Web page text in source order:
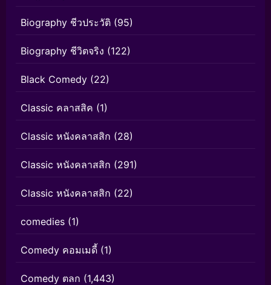
Biography ชีวประวัติ (95)
Biography ชีวิตจริง (122)
Black Comedy (22)
Classic คลาสสิค (1)
Classic หนังคลาสสิก (28)
Classic หนังคลาสสิก (291)
Classic หนังคลาสสิก (22)
comedies (1)
Comedy คอมเมดี้ (1)
Comedy ตลก (1,443)